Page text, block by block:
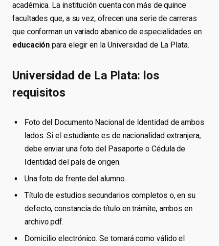
académica. La institución cuenta con más de quince
facultades que, a su vez, ofrecen una serie de carreras
que conforman un variado abanico de especialidades en
educaciónpara elegir en la Universidad de La Plata.
Universidad de La Plata: los
requisitos
Foto del Documento Nacional de Identidad de ambos
lados. Si el estudiante es de nacionalidad extranjera,
debe enviar una foto del Pasaporte o Cédula de
Identidad del país de origen.
Una foto de frente del alumno.
Título de estudios secundarios completos o, en su
defecto, constancia de título en trámite, ambos en
archivo pdf.
Domicilio electrónico. Se tomará como válido el